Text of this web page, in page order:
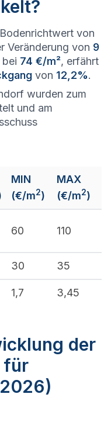
von
Veränderung von 9
74 €/m², erfährt
von 12,2%.
wurden zum
und am
MIN
(€/m2)
MAX
(€/m2)
60 110
30 35
1,7 3,45
der
für